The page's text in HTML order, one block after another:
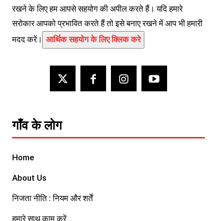
रखने के लिए हम आपसे सहयोग की अपील करते हैं। यदि हमारे
सरोकार आपको प्रभावित करते हैं तो इसे बनाए रखने में आप भी हमारी
मदद करें। आर्थिक सहयोग के लिए क्लिक करे
गाँव के लोग
Home
About Us
निजता नीति : नियम और शर्तें
हमारे साथ काम करें